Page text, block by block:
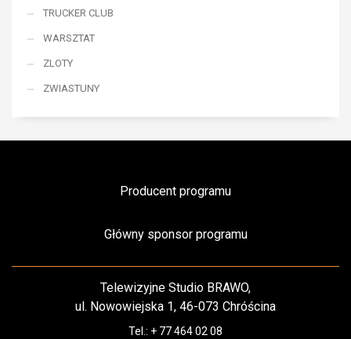
TRUCKER CLUB
WARSZTAT
ZLOTY
ZWIASTUNY
Producent programu
Główny sponsor programu
Telewizyjne Studio BRAWO,
ul. Nowowiejska 1, 46-073 Chróścina
Tel.: + 77 464 02 08